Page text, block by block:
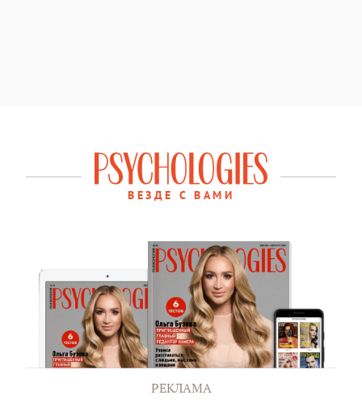
ВЕЗДЕ С ВАМИ
РЕКЛАМА